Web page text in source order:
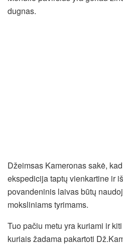
dugnas.
Džeimsas Kameronas sakė,
ekspedicija taptų vienkartine ir
povandeninis laivas būtų
moksliniams tyrimams.
Tuo pačiu metu yra kuriami ir
kuriais žadama pakartoti